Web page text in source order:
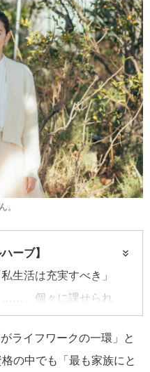
。
ーブ】
生活は充実すべき」
……。個々に課せられ
が魅了されてきたメデ
か。「メディカルハー
ライフワークの一環」と
の中でも「最も家族にと